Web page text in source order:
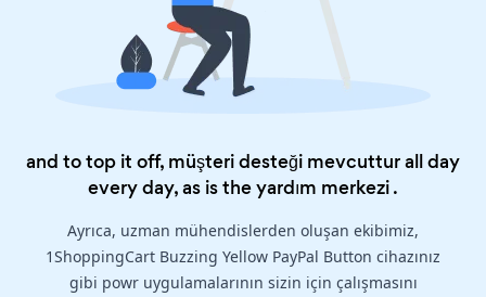
and to top it off, müşteri desteği mevcuttur all day
every day, as is theyardım merkezi.
Ayrıca, uzman mühendislerden oluşan ekibimiz,
1ShoppingCart Buzzing Yellow PayPal Button cihazınız
gibi powr uygulamalarının sizin için çalışmasını